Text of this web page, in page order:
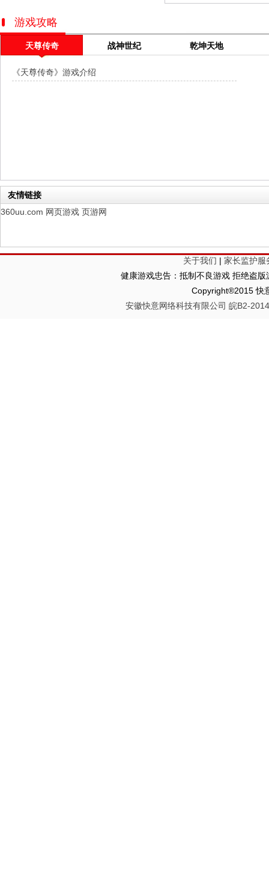
灵魂契约
山海经异兽录 每日新服
今日 10:00点
仙魔劫
每日新服
今日 9:00点
仙剑奇侠传：新的开始
每日新服
游戏攻略
天尊传奇 战神世纪 乾坤天地
《天尊传奇》游戏介绍
友情链接
360uu.com 网页游戏 页游网
关于我们 | 家长监护服
健康游戏忠告：抵制不良游戏 拒绝盗
Copyright®2015 快
安徽快意网络科技有限公司 皖B2-